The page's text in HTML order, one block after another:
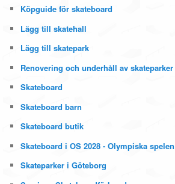
Köpguide för skateboard
Lägg till skatehall
Lägg till skatepark
Renovering och underhåll av skateparker
Skateboard
Skateboard barn
Skateboard butik
Skateboard i OS 2028 - Olympiska spelen
Skateparker i Göteborg